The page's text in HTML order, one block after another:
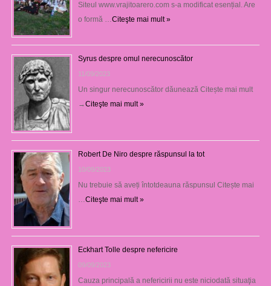
Siteul www.vrajitoarero.com s-a modificat esențial. Are
o formă …Citeşte mai mult »
Syrus despre omul nerecunoscător
11/09/2023
Un singur nerecunoscător dăunează Citește mai mult
→Citeşte mai mult »
Robert De Niro despre răspunsul la tot
10/09/2023
Nu trebuie să aveți întotdeauna răspunsul Citește mai
…Citeşte mai mult »
Eckhart Tolle despre nefericire
09/09/2023
Cauza principală a nefericirii nu este niciodată situaţia